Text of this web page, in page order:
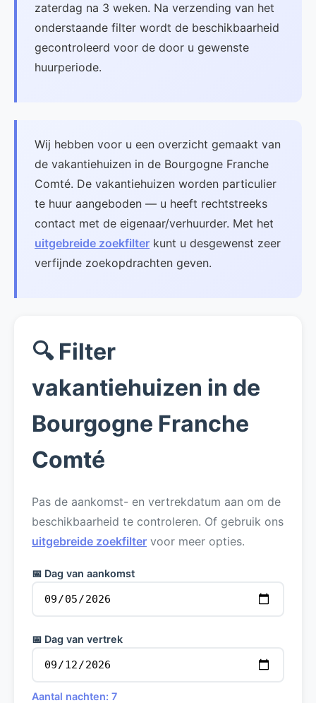
zaterdag na 3 weken. Na verzending van het
onderstaande filter wordt de beschikbaarheid
gecontroleerd voor de door u gewenste
huurperiode.
Wij hebben voor u een overzicht gemaakt van
de vakantiehuizen in de Bourgogne Franche
Comté. De vakantiehuizen worden particulier
te huur aangeboden — u heeft rechtstreeks
contact met de eigenaar/verhuurder. Met het
uitgebreide zoekfilter kunt u desgewenst zeer
verfijnde zoekopdrachten geven.
🔍 Filter
vakantiehuizen in de
Bourgogne Franche
Comté
Pas de aankomst- en vertrekdatum aan om de
beschikbaarheid te controleren. Of gebruik ons
uitgebreide zoekfilter voor meer opties.
📅 Dag van aankomst
📅 Dag van vertrek
Aantal nachten: 7